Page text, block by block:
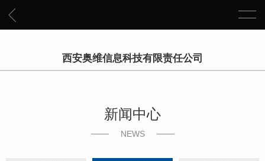
西安奥维信息科技有限责任公司
新闻中心
NEWS